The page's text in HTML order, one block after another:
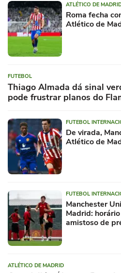
ATLÉTICO DE
Roma fecha
Atlético de
FUTEBOL
Thiago Almada dá sinal
pode frustrar planos do
FUTEBOL
De virada,
Atlético de
FUTEBOL
Manchester
Madrid:
amistoso de
ATLÉTICO DE MADRID